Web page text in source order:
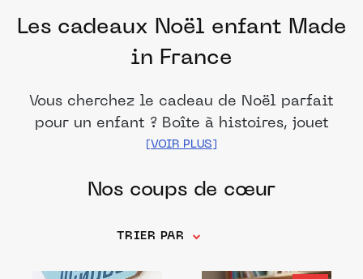
Les cadeaux Noël enfant Made
in France
Vous cherchez le cadeau de Noël parfait
pour un enfant ? Boîte à histoires, jouet
d'imitation ou d'imagination, jeu de
trouverez ici le meilleur des cadeaux
Père Noël.
Nos coups de cœur
TRIER PAR